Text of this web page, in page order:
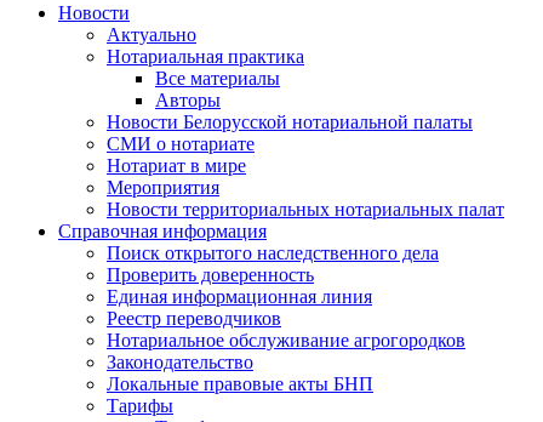
Новости
Актуально
Нотариальная практика
Все материалы
Авторы
Новости Белорусской нотариальной палаты
СМИ о нотариате
Нотариат в мире
Мероприятия
Новости территориальных нотариальных палат
Справочная информация
Поиск открытого наследственного дела
Проверить доверенность
Единая информационная линия
Реестр переводчиков
Нотариальное обслуживание агрогородков
Законодательство
Локальные правовые акты БНП
Тарифы